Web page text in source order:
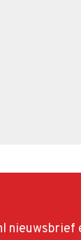
nieuwsbrief